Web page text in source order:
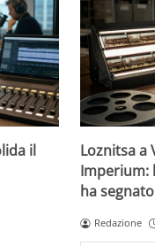
il
Loznitsa a
Imperium:
ha
Redazione